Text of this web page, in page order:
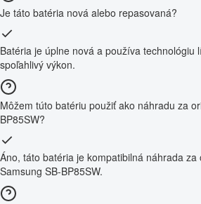
Je táto batéria nová alebo repasovaná?
Batéria je úplne nová a používa technológiu
spoľahlivý výkon.
Môžem túto batériu použiť ako náhradu za
BP85SW?
Áno, táto batéria je kompatibilná náhrada za
Samsung SB-BP85SW.